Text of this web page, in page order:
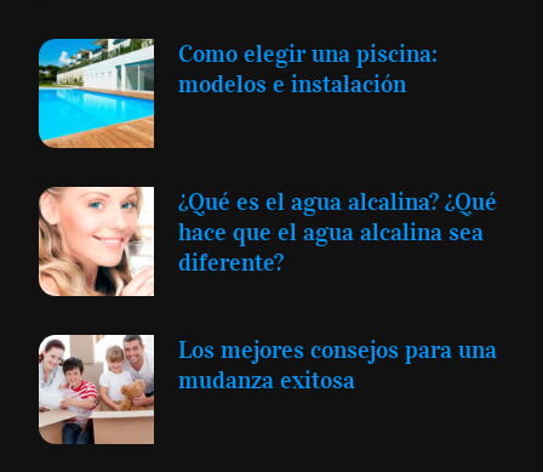
Como elegir una piscina:
modelos e instalación
¿Qué es el agua alcalina? ¿Qué
hace que el agua alcalina sea
diferente?
Los mejores consejos para una
mudanza exitosa